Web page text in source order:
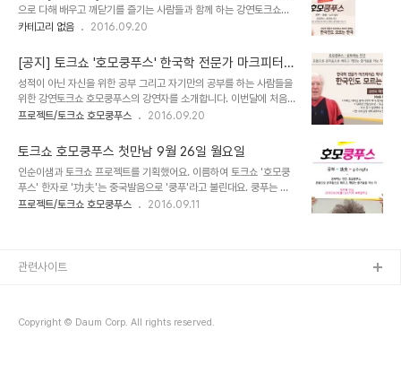
덜었던 것도 있고.이를 대신할만한 서비스가 뭐가 있을까? 요렇게 스
크린으로 실시간 질문사항을 검토할수 있음. 이것은 모바일 버전으로
능할 것 2. 모바일로 쉽게 질문을 보낼수 있..
으로 다해 배우고 깨닫기를 즐기는 사람들과 함께 하는 강연토크쇼예
요.호모쿵푸스이자 토크쇼 MC를 맏아주실 쿵푸MC 인순이샘을 소개
상을 보는 안목을 넓혀주고 싶은 마음, 매월 선물같은 만남을 주고 싶
은 그 마음으로 토크쇼MC도 하시게 됐다는요~~매월 홍천 해밀학교
에 오시면 인순이 샘을 만날수 있어요 ^^
카테고리 없음 2016.09.20
[공지] 토크쇼 '호모쿵푸스' 한국학 전문가 마크피터슨
[한국인도 모르는 한국]
성적이 아닌 자신을 위한 공부 그리고 자기만의 공부를 하는 사람들을
위한 강연토크쇼 호모쿵푸스의 강연자를 소개합니다. 이번달에 처음
열리는 1회의 강연자는한국학 전문가 마크피터슨 박사입니다.- 한국
다고?- 남존여비의 사상을 가진 나라였다고? 천만에!! 절대 그렇지 않
지! [한국인도 모르는 한국] 이야기를 들려줍니다. 엄청 유창한 한국어
로 재밌게 설명해주실거예요 ^^강연 후에는 해밀학교 인순이 이사장
님이 토크쇼도 진행하실거랍니다. 홍천의 고2-3학생들에게 넓은 세
상을 들려주기 위해서 (사)인순이와 좋은사람들에서 준비하고 있어요.
프로젝트/토크쇼 호모쿵푸스 2016.09.20
토크쇼 호모쿵푸스 첫만남 9월 26일 월요일
인순이샘과 토크쇼 프로젝트를 기획했어요. 이름하여 토크쇼 '호모쿵
푸스' 한자로 '功夫'는 중국발음으로 '쿵푸'라고 불린대요. 쿵푸는 몸
을 써서 수련하는 무술로 쓰이지만 더 넓은 의미로는 한가지 훈련을 깊
한달에 한 번 펼쳐지는 토크쇼. 그 첫남은 9/26일 월요일 저녁이에요.
2016.09.26(..
프로젝트/토크쇼 호모쿵푸스 2016.09.11
Copyright © Daum Corp. All rights reserved.
관련사이트